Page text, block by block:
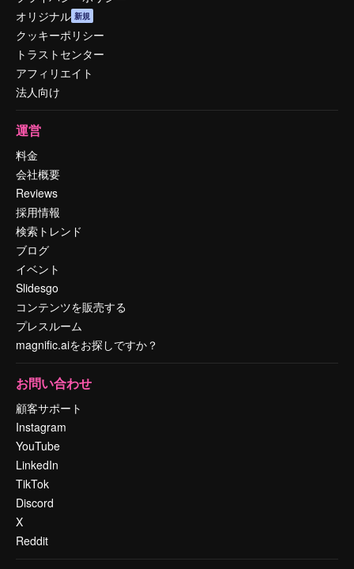
オリジナル 新規
クッキーポリシー
トラストセンター
アフィリエイト
法人向け
運営
料金
会社概要
Reviews
採用情報
検索トレンド
ブログ
イベント
Slidesgo
コンテンツを販売する
プレスルーム
magnific.aiをお探しですか？
お問い合わせ
顧客サポート
Instagram
YouTube
LinkedIn
TikTok
Discord
X
Reddit